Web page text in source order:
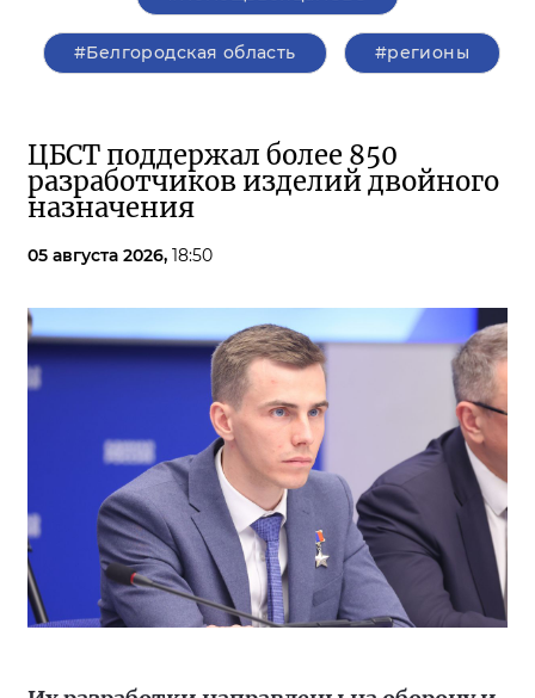
#Белгородская область #регионы
ЦБСТ поддержал более 850
разработчиков изделий двойного
назначения
05 августа 2026, 18:50